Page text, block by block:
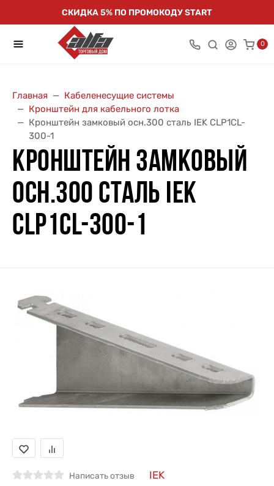
СКИДКА 5% ПО ПРОМОКОДУ START
0
Главная
Кабеленесущие системы
Кронштейн для кабельного лотка
Кронштейн замковый осн.300 сталь IEK CLP1CL-
300-1
КРОНШТЕЙН ЗАМКОВЫЙ
ОСН.300 СТАЛЬ IEK
CLP1CL-300-1
Написать отзыв IEK